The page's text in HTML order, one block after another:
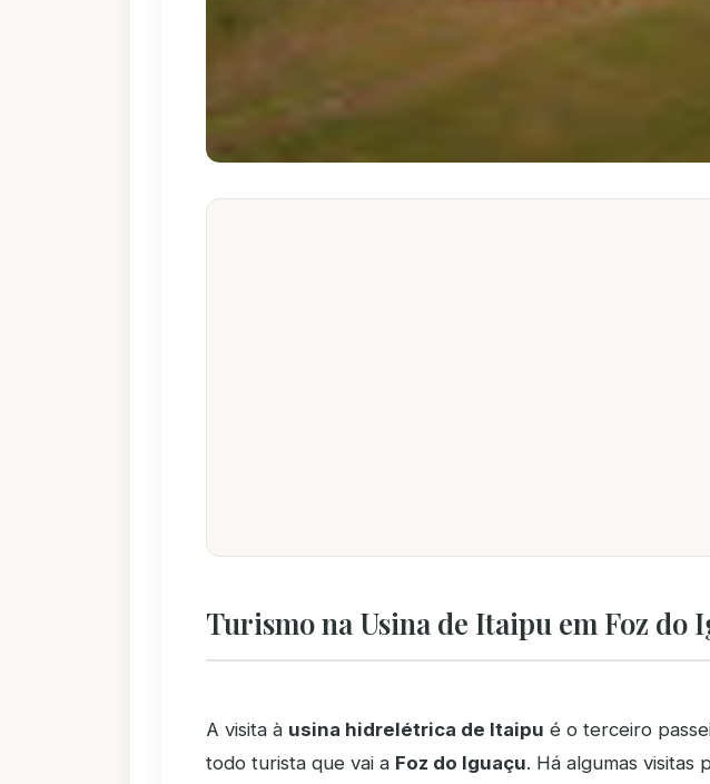
Turismo na Usina de Itaipu em Foz do
A visita à usina hidrelétrica de Itaipu é o terceiro
todo turista que vai a Foz do Iguaçu. Há algumas visitas